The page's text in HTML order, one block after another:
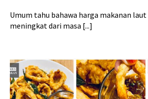
Umum tahu bahawa harga makanan
meningkat dari masa [...]